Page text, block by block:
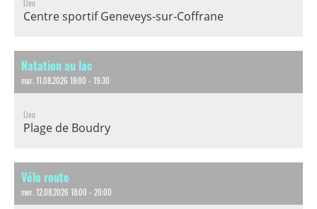
Lieu
Centre sportif Geneveys-sur-Coffrane
Natation au lac
mar. 11.08.2026 18:00 - 19:30
Lieu
Plage de Boudry
Vélo route
mer. 12.08.2026 18:00 - 20:00